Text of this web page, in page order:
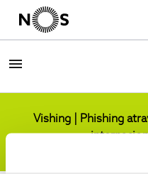
Vishing | Phishing